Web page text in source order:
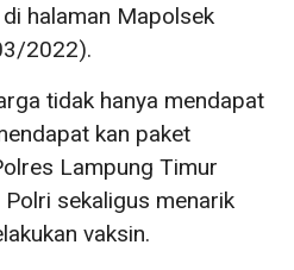
halaman Mapolsek
2022).
tidak hanya mendapat
kan paket
Lampung Timur
sekaligus menarik
vaksin.